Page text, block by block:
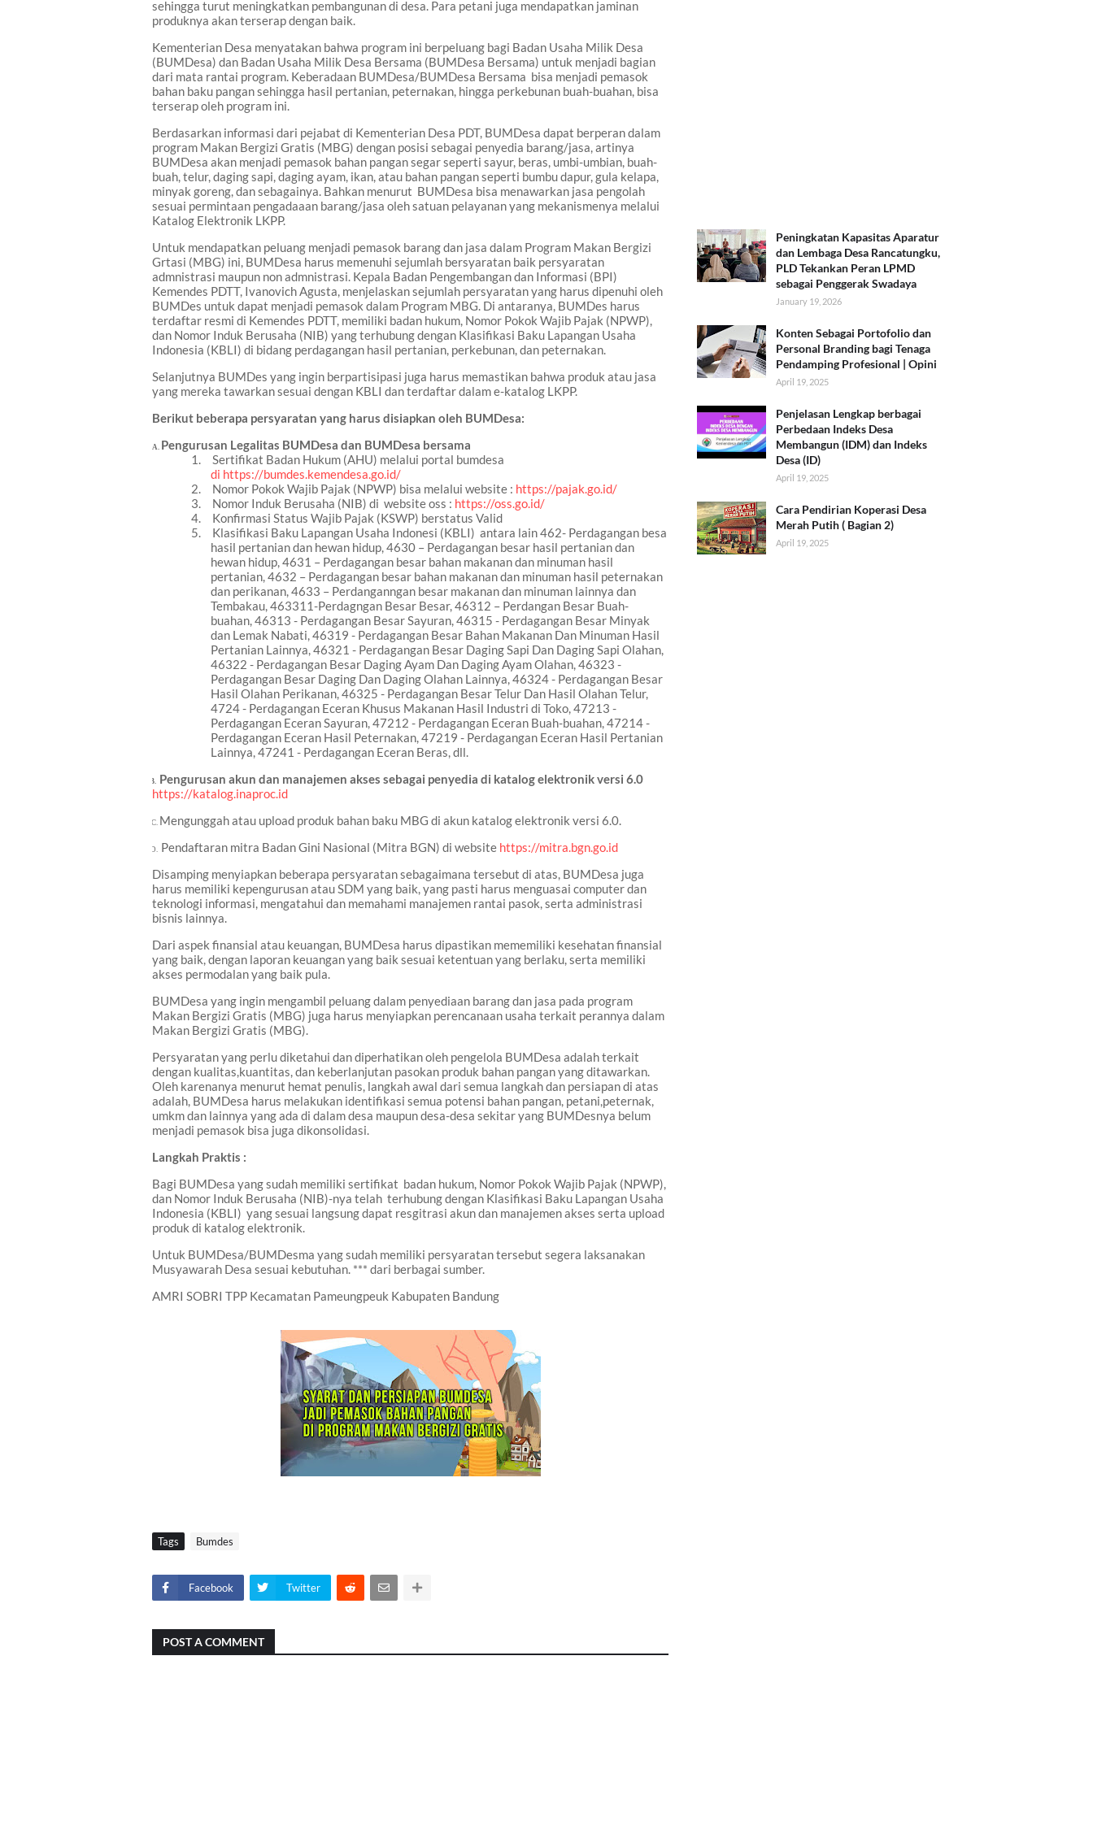
sehingga turut meningkatkan pembangunan di desa. Para petani juga mendapatkan jaminan
produknya akan terserap dengan baik.
Kementerian Desa menyatakan bahwa program ini berpeluang bagi Badan Usaha Milik Desa
(BUMDesa) dan Badan Usaha Milik Desa Bersama (BUMDesa Bersama) untuk menjadi bagian
dari mata rantai program. Keberadaan BUMDesa/BUMDesa Bersama bisa menjadi pemasok
bahan baku pangan sehingga hasil pertanian, peternakan, hingga perkebunan buah-buahan, bisa
terserap oleh program ini.
Berdasarkan informasi dari pejabat di Kementerian Desa PDT, BUMDesa dapat berperan dalam
program Makan Bergizi Gratis (MBG) dengan posisi sebagai penyedia barang/jasa, artinya
BUMDesa akan menjadi pemasok bahan pangan segar seperti sayur, beras, umbi-umbian, buah-
buah, telur, daging sapi, daging ayam, ikan, atau bahan pangan seperti bumbu dapur, gula kelapa,
minyak goreng, dan sebagainya. Bahkan menurut BUMDesa bisa menawarkan jasa pengolah
sesuai permintaan pengadaaan barang/jasa oleh satuan pelayanan yang mekanismenya melalui
Katalog Elektronik LKPP.
Untuk mendapatkan peluang menjadi pemasok barang dan jasa dalam Program Makan Bergizi
Grtasi (MBG) ini, BUMDesa harus memenuhi sejumlah bersyaratan baik persyaratan
admnistrasi maupun non admnistrasi. Kepala Badan Pengembangan dan Informasi (BPI)
Kemendes PDTT, Ivanovich Agusta, menjelaskan sejumlah persyaratan yang harus dipenuhi oleh
BUMDes untuk dapat menjadi pemasok dalam Program MBG. Di antaranya, BUMDes harus
terdaftar resmi di Kemendes PDTT, memiliki badan hukum, Nomor Pokok Wajib Pajak (NPWP),
dan Nomor Induk Berusaha (NIB) yang terhubung dengan Klasifikasi Baku Lapangan Usaha
Indonesia (KBLI) di bidang perdagangan hasil pertanian, perkebunan, dan peternakan.
Selanjutnya BUMDes yang ingin berpartisipasi juga harus memastikan bahwa produk atau jasa
yang mereka tawarkan sesuai dengan KBLI dan terdaftar dalam e-katalog LKPP.
Berikut beberapa persyaratan yang harus disiapkan oleh BUMDesa:
A. Pengurusan Legalitas BUMDesa dan BUMDesa bersama
1.
Sertifikat Badan Hukum (AHU) melalui portal bumdesa
di https://bumdes.kemendesa.go.id/
2.
Nomor Pokok Wajib Pajak (NPWP) bisa melalui website : https://pajak.go.id/
3.
Nomor Induk Berusaha (NIB) di website oss : https://oss.go.id/
4.
Konfirmasi Status Wajib Pajak (KSWP) berstatus Valid
5.
Klasifikasi Baku Lapangan Usaha Indonesi (KBLI) antara lain 462- Perdagangan besa
hasil pertanian dan hewan hidup, 4630 – Perdagangan besar hasil pertanian dan
hewan hidup, 4631 – Perdagangan besar bahan makanan dan minuman hasil
pertanian, 4632 – Perdagangan besar bahan makanan dan minuman hasil peternakan
dan perikanan, 4633 – Perdanganngan besar makanan dan minuman lainnya dan
Tembakau, 463311-Perdagngan Besar Besar, 46312 – Perdangan Besar Buah-
buahan, 46313 - Perdagangan Besar Sayuran, 46315 - Perdagangan Besar Minyak
dan Lemak Nabati, 46319 - Perdagangan Besar Bahan Makanan Dan Minuman Hasil
Pertanian Lainnya, 46321 - Perdagangan Besar Daging Sapi Dan Daging Sapi Olahan,
46322 - Perdagangan Besar Daging Ayam Dan Daging Ayam Olahan, 46323 -
Perdagangan Besar Daging Dan Daging Olahan Lainnya, 46324 - Perdagangan Besar
Hasil Olahan Perikanan, 46325 - Perdagangan Besar Telur Dan Hasil Olahan Telur,
4724 - Perdagangan Eceran Khusus Makanan Hasil Industri di Toko, 47213 -
Perdagangan Eceran Sayuran, 47212 - Perdagangan Eceran Buah-buahan, 47214 -
Perdagangan Eceran Hasil Peternakan, 47219 - Perdagangan Eceran Hasil Pertanian
Lainnya, 47241 - Perdagangan Eceran Beras, dll.
B. Pengurusan akun dan manajemen akses sebagai penyedia di katalog elektronik versi 6.0
https://katalog.inaproc.id
C. Mengunggah atau upload produk bahan baku MBG di akun katalog elektronik versi 6.0.
D. Pendaftaran mitra Badan Gini Nasional (Mitra BGN) di website https://mitra.bgn.go.id
Disamping menyiapkan beberapa persyaratan sebagaimana tersebut di atas, BUMDesa juga
harus memiliki kepengurusan atau SDM yang baik, yang pasti harus menguasai computer dan
teknologi informasi, mengatahui dan memahami manajemen rantai pasok, serta administrasi
bisnis lainnya.
Dari aspek finansial atau keuangan, BUMDesa harus dipastikan mememiliki kesehatan finansial
yang baik, dengan laporan keuangan yang baik sesuai ketentuan yang berlaku, serta memiliki
akses permodalan yang baik pula.
BUMDesa yang ingin mengambil peluang dalam penyediaan barang dan jasa pada program
Makan Bergizi Gratis (MBG) juga harus menyiapkan perencanaan usaha terkait perannya dalam
Makan Bergizi Gratis (MBG).
Persyaratan yang perlu diketahui dan diperhatikan oleh pengelola BUMDesa adalah terkait
dengan kualitas,kuantitas, dan keberlanjutan pasokan produk bahan pangan yang ditawarkan.
Oleh karenanya menurut hemat penulis, langkah awal dari semua langkah dan persiapan di atas
adalah, BUMDesa harus melakukan identifikasi semua potensi bahan pangan, petani,peternak,
umkm dan lainnya yang ada di dalam desa maupun desa-desa sekitaryang BUMDesnya belum
menjadi pemasok bisa juga dikonsolidasi.
Langkah Praktis :
Bagi BUMDesa yang sudah memiliki sertifikat badan hukum, Nomor Pokok Wajib Pajak (NPWP),
dan Nomor Induk Berusaha (NIB)-nya telah terhubung dengan Klasifikasi Baku Lapangan Usaha
Indonesia (KBLI) yang sesuai langsung dapat resgitrasi akun dan manajemen akses serta upload
produk di katalog elektronik.
Untuk BUMDesa/BUMDesma yang sudah memiliki persyaratan tersebut segera laksanakan
Musyawarah Desa sesuai kebutuhan. *** dari berbagai sumber.
AMRI SOBRI TPP Kecamatan Pameungpeuk Kabupaten Bandung
Tags Bumdes
Facebook Twitter
POST A COMMENT
Peningkatan Kapasitas Aparatur
dan Lembaga Desa Rancatungku,
PLD Tekankan Peran LPMD
sebagai Penggerak Swadaya
January 19, 2026
Konten Sebagai Portofolio dan
Personal Branding bagi Tenaga
Pendamping Profesional | Opini
April 19, 2025
Penjelasan Lengkap berbagai
Perbedaan Indeks Desa
Membangun (IDM) dan Indeks
Desa (ID)
April 19, 2025
Cara Pendirian Koperasi Desa
Merah Putih ( Bagian 2)
April 19, 2025